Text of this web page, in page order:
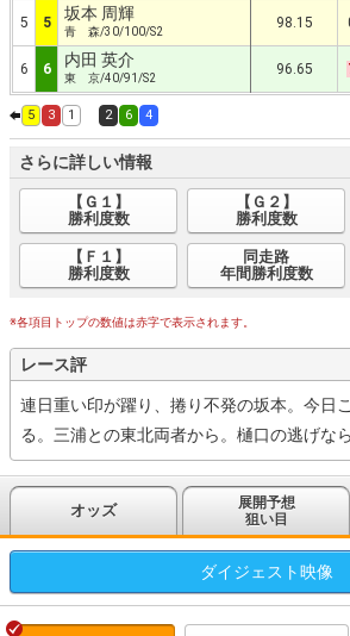
5 5 坂本 周輝
青 森/30/100/S2
98.15
6 6 内田 英介
東 京/40/91/S2
96.65
5 3 1 2 6 4
さらに詳しい情報
【Ｇ１】
勝利度数
【Ｇ２】
勝利度数
【Ｆ１】
勝利度数
同走路
年間勝利度数
※各項目トップの数値は赤字で表示されます。
レース評
連日重い印が躍り、捲り不発の坂本。今日
る。三浦との東北両者から。樋口の逃げな
オッズ
展開予想
狙い目
ダイジェスト映像